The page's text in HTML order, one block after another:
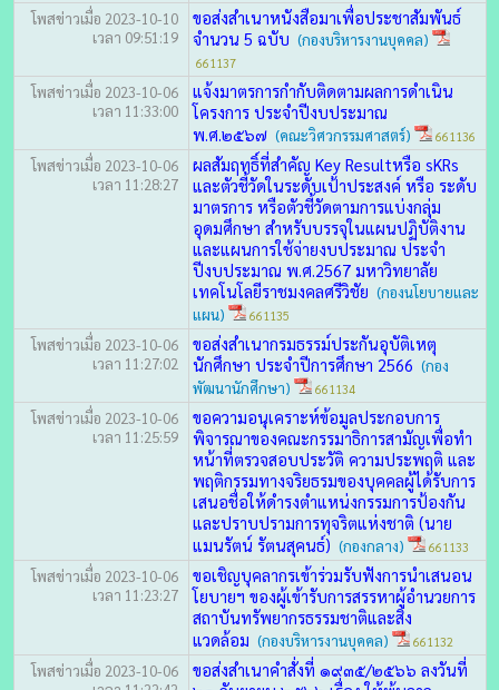
โพสข่าวเมื่อ 2023-10-10
เวลา 09:51:19
ขอส่งสำเนาหนังสือมาเพื่อประชาสัมพันธ์
จำนวน 5 ฉบับ (กองบริหารงานบุคคล)
661137
โพสข่าวเมื่อ 2023-10-06
เวลา 11:33:00
แจ้งมาตรการกำกับติดตามผลการดำเนิน
โครงการ ประจำปีงบประมาณ
พ.ศ.๒๕๖๗ (คณะวิศวกรรมศาสตร์) 661136
โพสข่าวเมื่อ 2023-10-06
เวลา 11:28:27
ผลสัมฤทธิ์ที่สำคัญ Key Resultหรือ sKRs
และตัวชี้วัดในระดับเป้าประสงค์ หรือ ระดับ
มาตรการ หรือตัวชี้วัดตามการแบ่งกลุ่ม
อุดมศึกษา สำหรับบรรจุในแผนปฏิบัติงาน
และแผนการใช้จ่ายงบประมาณ ประจำ
ปีงบประมาณ พ.ศ.2567 มหาวิทยาลัย
เทคโนโลยีราชมงคลศรีวิชัย (กองนโยบายและ
แผน)
661135
โพสข่าวเมื่อ 2023-10-06
เวลา 11:27:02
ขอส่งสำเนากรมธรรม์ประกันอุบัติเหตุ
นักศึกษา ประจำปีการศึกษา 2566 (กอง
พัฒนานักศึกษา)
661134
โพสข่าวเมื่อ 2023-10-06
เวลา 11:25:59
ขอความอนุเคราะห์ข้อมูลประกอบการ
พิจารณาของคณะกรรมาธิการสามัญเพื่อทำ
หน้าที่ตรวจสอบประวัติ ความประพฤติ และ
พฤติกรรมทางจริยธรมของบุคคลผู้ได้รับการ
เสนอชื่อให้ดำรงตำแหน่งกรรมการป้องกัน
และปราบปรามการทุจริตแห่งชาติ (นาย
แมนรัตน์ รัตนสุคนธ์) (กองกลาง) 661133
โพสข่าวเมื่อ 2023-10-06
เวลา 11:23:27
ขอเชิญบุคลากรเข้าร่วมรับฟังการนำเสนอน
โยบายฯ ของผู้เข้ารับการสรรหาผู้อำนวยการ
สถาบันทรัพยากรธรรมชาติและสิ่ง
แวดล้อม (กองบริหารงานบุคคล) 661132
โพสข่าวเมื่อ 2023-10-06
ขอส่งสำเนาคำสั่งที่ ๑๙๓๕/๒๕๖๖ ลงวันที่